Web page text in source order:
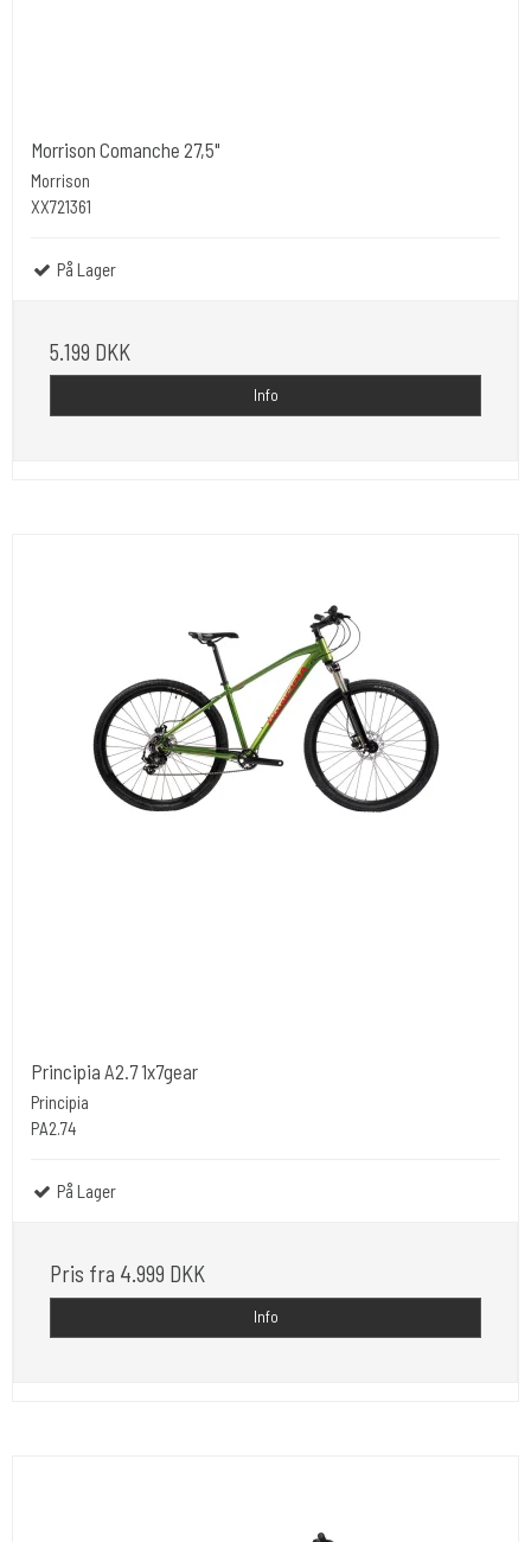
Morrison Comanche 27,5"
Morrison
XX721361
På Lager
5.199 DKK
Info
Principia A2.7 1x7gear
Principia
PA2.74
På Lager
Pris fra 4.999 DKK
Info